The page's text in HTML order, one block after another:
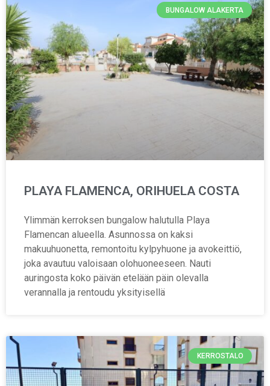
BUNGALOW ALAKERTA
PLAYA FLAMENCA, ORIHUELA COSTA
Ylimmän kerroksen bungalow halutulla Playa
Flamencan alueella. Asunnossa on kaksi
makuuhuonetta, remontoitu kylpyhuone ja avokeittiö,
joka avautuu valoisaan olohuoneeseen. Nauti
auringosta koko päivän etelään päin olevalla
verannalla ja rentoudu yksityisellä
KERROSTALO